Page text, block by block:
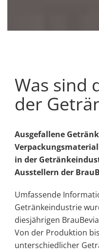
Was sind
der
Ausgefallene
in der
Ausstellern der
Umfassende
Getränkeindustrie
diesjährigen
Von der Produktion
unterschiedlicher